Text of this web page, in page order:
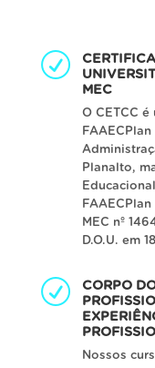
MEC
O CETCC
Planalto,
MEC nº
D.O.U. em
CORPO
Nossos